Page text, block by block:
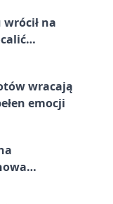
na
wracają
emocji